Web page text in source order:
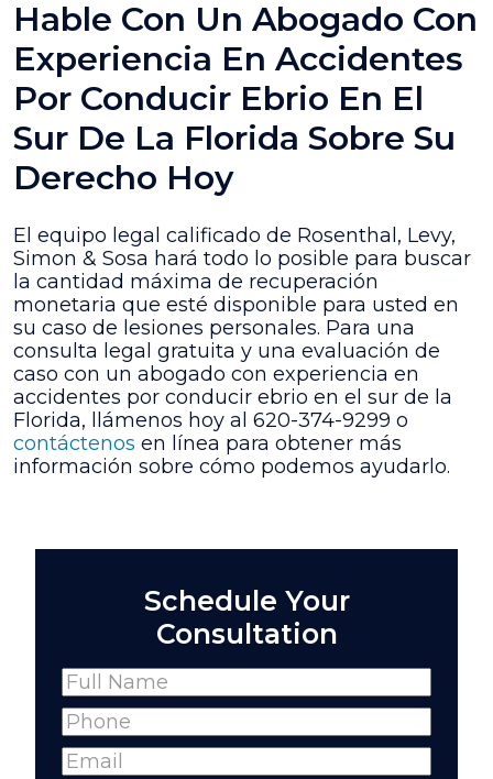
Hable Con Un Abogado Con
Experiencia En Accidentes
Por Conducir Ebrio En El
Sur De La Florida Sobre Su
Derecho Hoy
El equipo legal calificado de Rosenthal, Levy,
Simon & Sosa hará todo lo posible para buscar
la cantidad máxima de recuperación
monetaria que esté disponible para usted en
su caso de lesiones personales. Para una
consulta legal gratuita y una evaluación de
caso con un abogado con experiencia en
accidentes por conducir ebrio en el sur de la
Florida, llámenos hoy al 620-374-9299 o
contáctenos en línea para obtener más
información sobre cómo podemos ayudarlo.
Schedule Your
Consultation
Name(Required)
Full
Name
Phone(Required)
Email(Required)